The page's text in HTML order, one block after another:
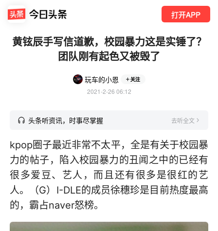
打开APP
黄铉辰手写信道歉，校园暴力这是实锤了？
团队刚有起色又被毁了
玩车的小恩 关注
2021-2-26 06:12
头条听资讯，时事尽掌握 去听全文
kpop圈子最近非常不太平，全是有关于校园暴
力的帖子，陷入校园暴力的丑闻之中的已经有
很多爱豆、艺人，而且还有很多是很红的艺
人。（G）I-DLE的成员徐穗珍是目前热度最高
的，霸占naver怒榜。